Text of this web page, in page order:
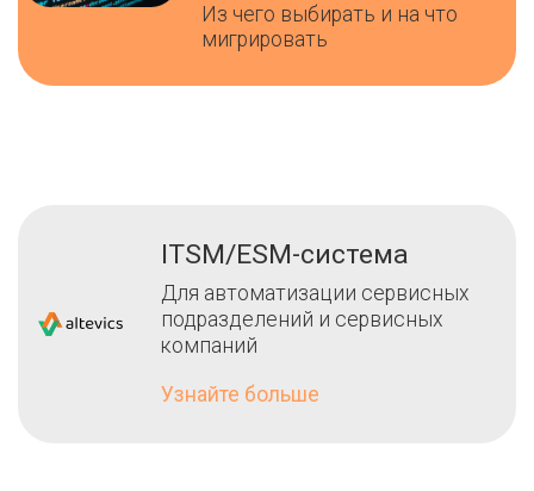
Из чего выбирать и на что
мигрировать
ITSM/ESM-система
Для автоматизации сервисных
подразделений и сервисных
компаний
Узнайте больше